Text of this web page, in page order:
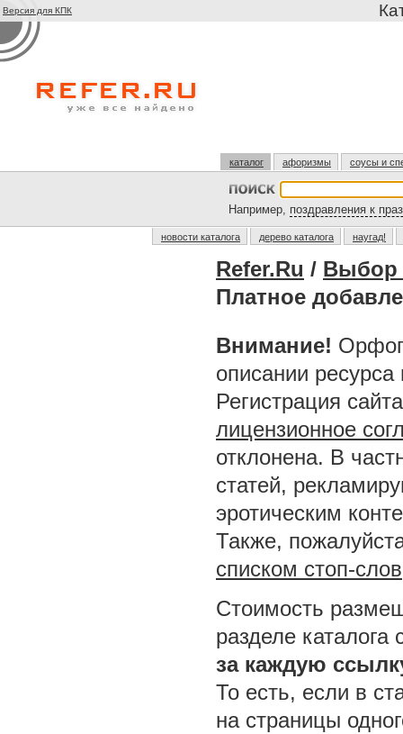
Версия для КПК
каталог афоризмы соусы и
Например, поздравления к
новости каталога дерево каталога наугад!
Refer.Ru / Выбор
Платное
Внимание!
описании
Регистрация
лицензионное
отклонена. В
статей,
эротическим
Также,
списком стоп-слов
Стоимость
разделе каталога
за каждую
То есть, если в
на страницы